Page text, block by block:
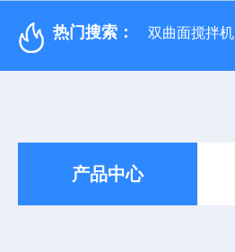
热门搜索： 双曲面搅拌机
产品中心